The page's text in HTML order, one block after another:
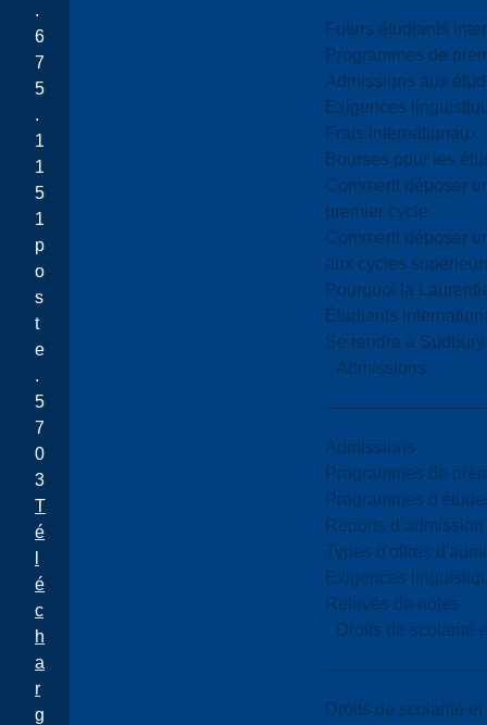
Futurs étudiants
Programmes de
Admissions aux
Exigences
Frais internationaux
Bourses pour les
Comment déposer
premier cycle
Comment déposer
aux cycles
Pourquoi la
Étudiants
Se rendre à Sudbury
Admissions
Admissions
Programmes de
Programmes
Reports d’admission
Types d'offres
Exigences
Relevés de notes
Droits de scolarité
Droits de scolarité
.
6
7
5
.
1
1
5
1
p
o
s
t
e
.
5
7
0
3
T
é
é
c
h
a
r
g